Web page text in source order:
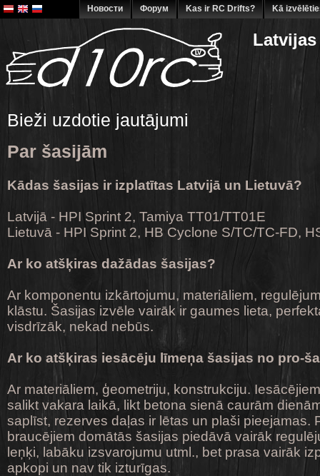
Новости Форум Kas ir RC Drifts? Kā
Bieži uzdotie jautājumi
Par šasijām
Kādas šasijas ir izplatītas Latvijā un Lietuvā?
Latvijā - HPI Sprint 2, Tamiya TT01/TT01E
Lietuvā - HPI Sprint 2, HB Cyclone S/TC/TC-FD,
Ar ko atšķiras dažādas šasijas?
Ar komponentu izkārtojumu, materiāliem,
klāstu. Šasijas izvēle vairāk ir gaumes lieta,
visdrīzāk, nekad nebūs.
Ar ko atšķiras iesācēju līmeņa šasijas no pro-
Ar materiāliem, ģeometriju, konstrukciju.
salikt vakara laikā, likt betona sienā caurām
saplīst, rezerves daļas ir lētas un plaši pieejamas.
braucējiem domātās šasijas piedāvā vairāk
leņķi, labāku izsvarojumu utml., bet prasa vairāk
apkopi un nav tik izturīgas.